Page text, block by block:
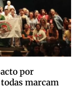
por
marcam